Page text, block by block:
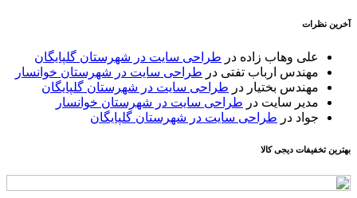
آخرین نظرات
علی وهاب زاده در طراحی سایت در شهرستان گلپایگان
مهندس ارباب تفتی در طراحی سایت در شهرستان خوانسار
مهندس بختیار در طراحی سایت در شهرستان گلپایگان
مدیر سایت در طراحی سایت در شهرستان خوانسار
جواد در طراحی سایت در شهرستان گلپایگان
بهترین تخفیفات دیجی کالا